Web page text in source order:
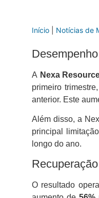
Início Notícias de
A Nexa
primeiro
anterior. Este
Além disso, a
principal
longo do ano.
O resultado